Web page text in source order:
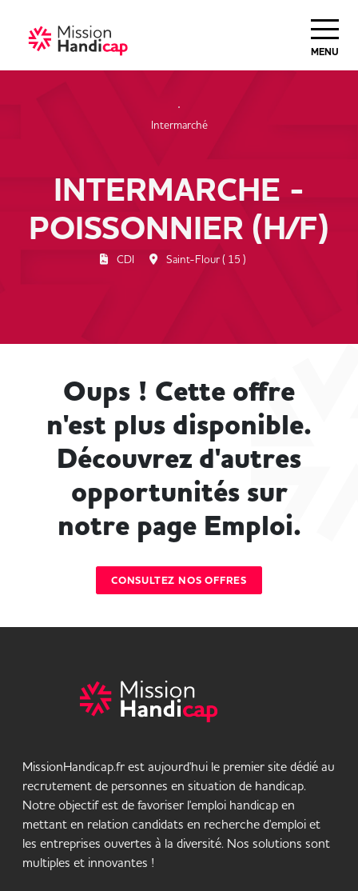
MENU
Intermarché
INTERMARCHE -
POISSONNIER (H/F)
CDI Saint-Flour ( 15 )
Oups ! Cette offre
n'est plus disponible.
Découvrez d'autres
opportunités sur
notre page Emploi.
CONSULTEZ NOS OFFRES
MissionHandicap.fr est aujourd'hui le premier site dédié au
recrutement de personnes en situation de handicap.
Notre objectif est de favoriser l'emploi handicap en
mettant en relation candidats en recherche d'emploi et
les entreprises ouvertes à la diversité. Nos solutions sont
multiples et innovantes !